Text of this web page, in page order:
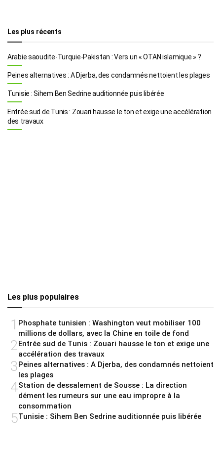
Les plus récents
Arabie saoudite-Turquie-Pakistan : Vers un « OTAN islamique » ?
Peines alternatives : A Djerba, des condamnés nettoient les plages
Tunisie : Sihem Ben Sedrine auditionnée puis libérée
Entrée sud de Tunis : Zouari hausse le ton et exige une accélération
des travaux
Les plus populaires
1 Phosphate tunisien : Washington veut mobiliser 100
millions de dollars, avec la Chine en toile de fond
2Entrée sud de Tunis : Zouari hausse le ton et exige une
accélération des travaux
3Peines alternatives : A Djerba, des condamnés nettoient
les plages
4Station de dessalement de Sousse : La direction
dément les rumeurs sur une eau impropre à la
consommation
5Tunisie : Sihem Ben Sedrine auditionnée puis libérée